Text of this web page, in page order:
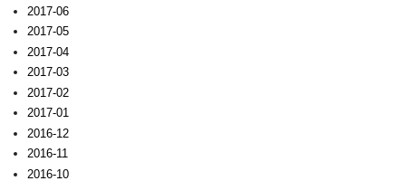
2017-06
2017-05
2017-04
2017-03
2017-02
2017-01
2016-12
2016-11
2016-10